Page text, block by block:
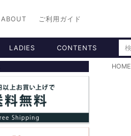
ABOUT ご利用ガイド
LADIES CONTENTS
HOME